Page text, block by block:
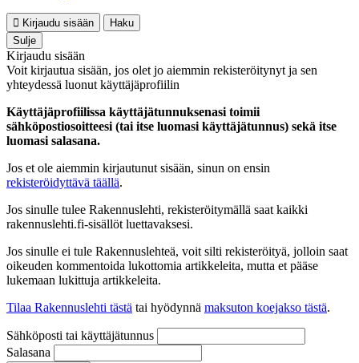
Kirjaudu sisään
Haku
Sulje
Kirjaudu sisään
Voit kirjautua sisään, jos olet jo aiemmin rekisteröitynyt ja sen
yhteydessä luonut käyttäjäprofiilin
Käyttäjäprofiilissa käyttäjätunnuksenasi toimii
sähköpostiosoitteesi (tai itse luomasi käyttäjätunnus) sekä itse
luomasi salasana.
Jos et ole aiemmin kirjautunut sisään, sinun on ensin
rekisteröidyttävä täällä.
Jos sinulle tulee Rakennuslehti, rekisteröitymällä saat kaikki
rakennuslehti.fi-sisällöt luettavaksesi.
Jos sinulle ei tule Rakennuslehteä, voit silti rekisteröityä, jolloin saat
oikeuden kommentoida lukottomia artikkeleita, mutta et pääse
lukemaan lukittuja artikkeleita.
Tilaa Rakennuslehti tästä tai hyödynnä maksuton koejakso tästä.
Sähköposti tai käyttäjätunnus
Salasana